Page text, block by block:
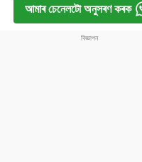
আমাৰ চেনেলটো অনুসৰণ কৰক